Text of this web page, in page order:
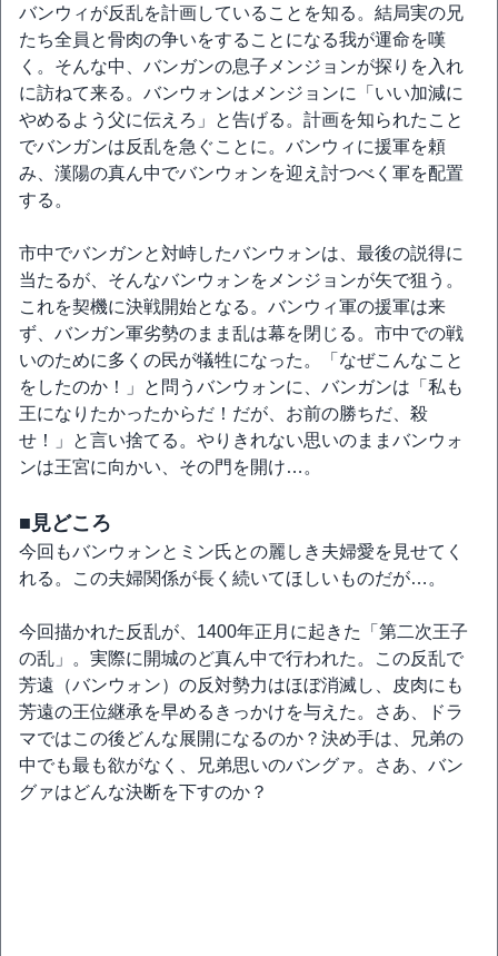
バンウィが反乱を計画していることを知る。結局実の兄
たち全員と骨肉の争いをすることになる我が運命を嘆
く。そんな中、バンガンの息子メンジョンが探りを入れ
に訪ねて来る。バンウォンはメンジョンに「いい加減に
やめるよう父に伝えろ」と告げる。計画を知られたこと
でバンガンは反乱を急ぐことに。バンウィに援軍を頼
み、漢陽の真ん中でバンウォンを迎え討つべく軍を配置
する。
市中でバンガンと対峙したバンウォンは、最後の説得に
当たるが、そんなバンウォンをメンジョンが矢で狙う。
これを契機に決戦開始となる。バンウィ軍の援軍は来
ず、バンガン軍劣勢のまま乱は幕を閉じる。市中での戦
いのために多くの民が犠牲になった。「なぜこんなこと
をしたのか！」と問うバンウォンに、バンガンは「私も
王になりたかったからだ！だが、お前の勝ちだ、殺
せ！」と言い捨てる。やりきれない思いのままバンウォ
ンは王宮に向かい、その門を開け…。
■見どころ
今回もバンウォンとミン氏との麗しき夫婦愛を見せてく
れる。この夫婦関係が長く続いてほしいものだが…。
今回描かれた反乱が、1400年正月に起きた「第二次王子
の乱」。実際に開城のど真ん中で行われた。この反乱で
芳遠（バンウォン）の反対勢力はほぼ消滅し、皮肉にも
芳遠の王位継承を早めるきっかけを与えた。さあ、ドラ
マではこの後どんな展開になるのか？決め手は、兄弟の
中でも最も欲がなく、兄弟思いのバングァ。さあ、バン
グァはどんな決断を下すのか？